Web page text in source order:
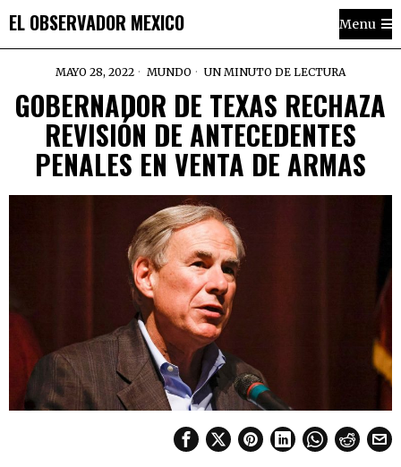
EL OBSERVADOR MEXICO Menu
MAYO 28, 2022 MUNDO UN MINUTO DE LECTURA
GOBERNADOR DE TEXAS RECHAZA
REVISIÓN DE ANTECEDENTES
PENALES EN VENTA DE ARMAS